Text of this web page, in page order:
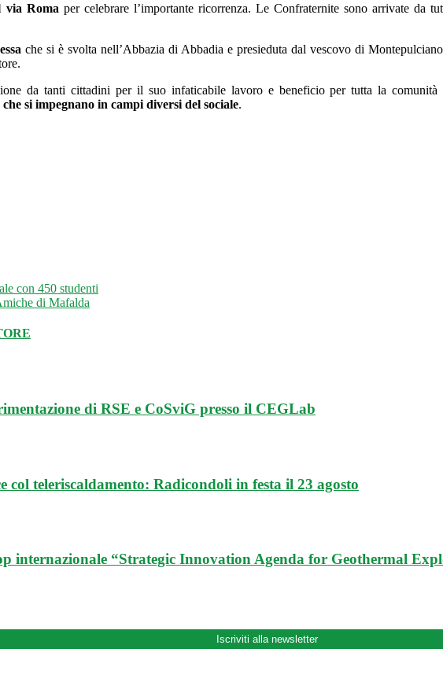
via Roma per celebrare l’importante ricorrenza. Le Confraternite sono arrivate da
che si è svolta nell’Abbazia di Abbadia e presieduta dal vescovo di
da tanti cittadini per il suo infaticabile lavoro e beneficio per tutta la
si impegnano in campi diversi del sociale.
con 450 studenti
di Mafalda
di RSE e CoSviG presso il CEGLab
col teleriscaldamento: Radicondoli in festa il 23 agosto
internazionale “Strategic Innovation Agenda for Geothermal
Iscriviti alla newsletter